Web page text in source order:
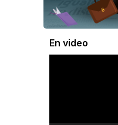
En video